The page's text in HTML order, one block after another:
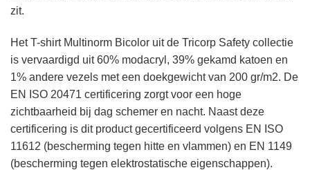
zit.
Het T-shirt Multinorm Bicolor uit de Tricorp Safety collectie
is vervaardigd uit 60% modacryl, 39% gekamd katoen en
1% andere vezels met een doekgewicht van 200 gr/m2. De
EN ISO 20471 certificering zorgt voor een hoge
zichtbaarheid bij dag schemer en nacht. Naast deze
certificering is dit product gecertificeerd volgens EN ISO
11612 (bescherming tegen hitte en vlammen) en EN 1149
(bescherming tegen elektrostatische eigenschappen).